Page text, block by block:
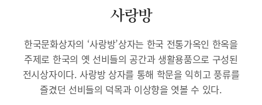
사랑방
한국문화상자의 ‘사랑방’상자는 한국 전통가옥인 한옥을
주제로 한국의 옛 선비들의 공간과 생활용품으로 구성된
전시상자이다. 사랑방 상자를 통해 학문을 익히고 풍류를
즐겼던 선비들의 덕목과 이상향을 엿볼 수 있다.